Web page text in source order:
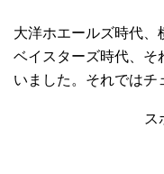
大洋ホエールズ時代
ベイスターズ時代、そ
いました。それではチ
ス